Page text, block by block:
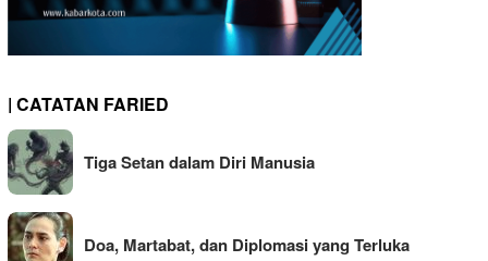
| CATATAN FARIED
Tiga Setan dalam Diri Manusia
Doa, Martabat, dan Diplomasi yang Terluka